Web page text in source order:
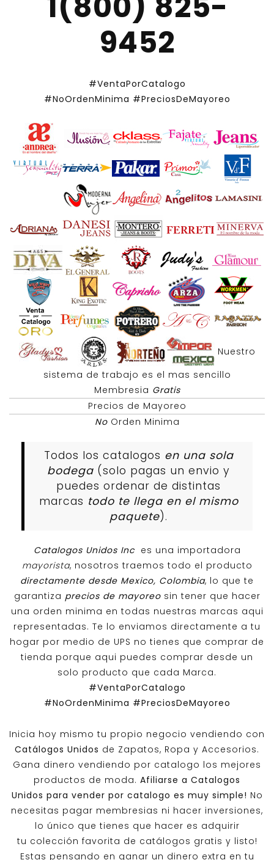
9452
#VentaPorCatalogo
#NoOrdenMinima #PreciosDeMayoreo
Nuestro
sistema de trabajo es el mas sencillo
Membresia Gratis
Precios de Mayoreo
NoOrden Minima
Todos los catalogos en una sola
bodega (solo pagas un envio y
puedes ordenar de distintas
marcas todo te llega en el mismo
paquete).
Catalogos Unidos Inc es una importadora
mayorista, nosotros traemos todo el producto
directamente desde Mexico, Colombia, lo que te
garantiza precios de mayoreosin tener que hacer
una orden minima en todas nuestras marcas aqui
representadas. Te lo enviamos directamente a tu
hogar por medio de UPS no tienes que comprar de
tienda porque aqui puedes comprar desde un
solo producto que cada Marca.
#VentaPorCatalogo
#NoOrdenMinima #PreciosDeMayoreo
Inicia hoy mismo tu propio negocio vendiendo con
Catálogos Unidos de Zapatos, Ropa y Accesorios.
Gana dinero vendiendo por catalogo los mejores
productos de moda. Afiliarse a Catalogos
Unidos para vender por catalogo es muy simple! No
necesitas pagar membresias ni hacer inversiones,
lo único que tienes que hacer es adquirir
tu colección favorita de catálogos gratis y listo!
Estas pensando en ganar un dinero extra en tu